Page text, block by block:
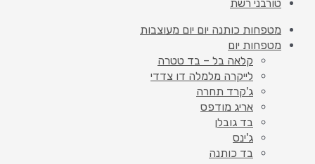
טורבני רשת
מטפחות כותנה יום יום מעוצבות
מטפחות יום
קלאה בל – בד טטרה
לייקרה מלמלה דו צדדי
ג'קרד תחרה
אריג מודפס
בד גובלן
ג'ינס
בד כותנה